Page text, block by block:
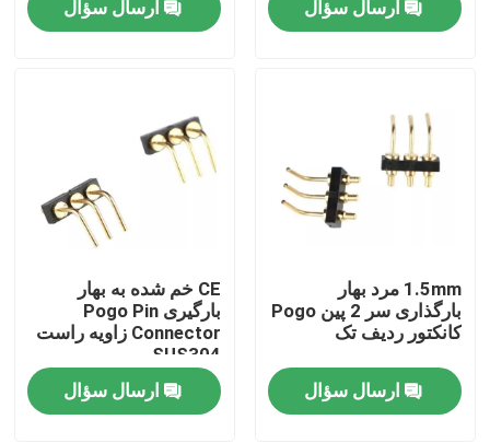
خانه
دربارهی ما
کنترل کیفیت
تماس با ما
ارسال سؤال
ارسال سؤال
1.5mm مرد بهار
بارگذاری سر 2 پین Pogo
کانکتور ردیف تک
ارسال سؤال
CE خم شده به بهار
بارگیری Pogo Pin
Connector زاویه راست
SUS304
ارسال سؤال